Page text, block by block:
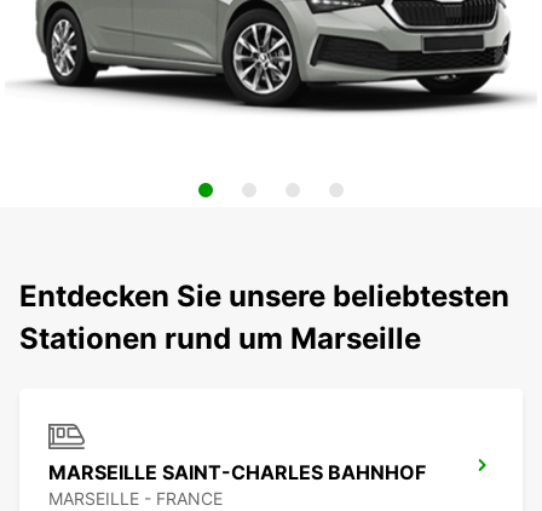
Entdecken Sie unsere beliebtesten
Stationen rund um Marseille
MARSEILLE SAINT-CHARLES BAHNHOF
MARSEILLE - FRANCE